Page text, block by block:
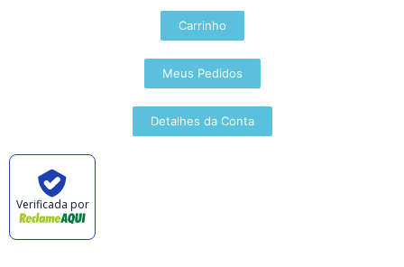
Carrinho
Meus Pedidos
Detalhes da Conta
Verificada por